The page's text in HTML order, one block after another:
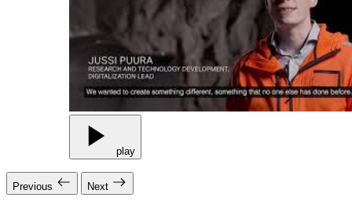
play
Previous Next